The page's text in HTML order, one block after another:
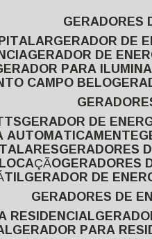
GERADOR DE
GERADOR DE
GERADOR PARA
CAMPO BELO
GERADOR DE
AUTOMATICAMENTE
GERADOR DE
GERADORES DE
RESIDENCIAL
GERADOR PARA